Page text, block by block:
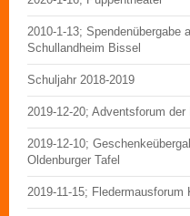
2010-1-13; Spendenübergabe
Schullandheim Bissel
Schuljahr 2018-2019
2019-12-20; Adventsforum
2019-12-10;
Oldenburger Tafel
2019-11-15; Fledermausforum